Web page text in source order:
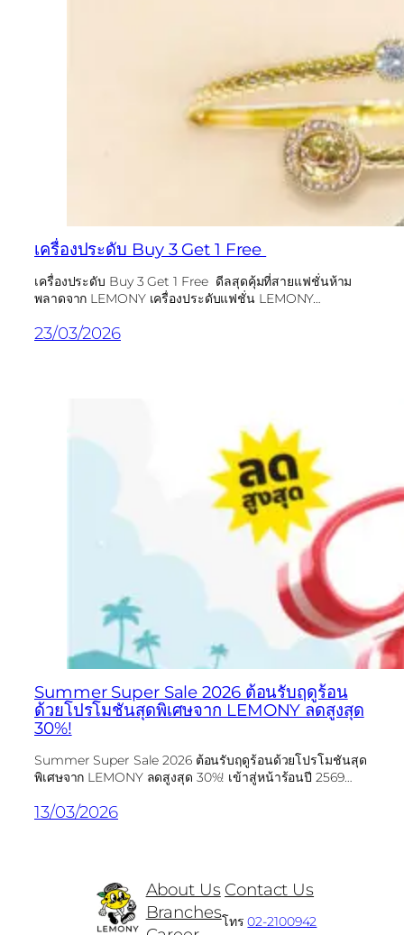
เครื่องประดับ Buy 3 Get 1 Free
เครื่องประดับ Buy 3 Get 1 Free ดีลสุดคุ้มที่สายแฟชั่นห้าม
พลาดจาก LEMONY เครื่องประดับแฟชั่น LEMONY…
23/03/2026
Summer Super Sale 2026 ต้อนรับฤดูร้อน
ด้วยโปรโมชันสุดพิเศษจาก LEMONY ลดสูงสุด
30%!
Summer Super Sale 2026 ต้อนรับฤดูร้อนด้วยโปรโมชันสุด
พิเศษจาก LEMONY ลดสูงสุด 30%! เข้าสู่หน้าร้อนปี 2569…
13/03/2026
About Us
Branches
Contact Us
โทร02-2100942